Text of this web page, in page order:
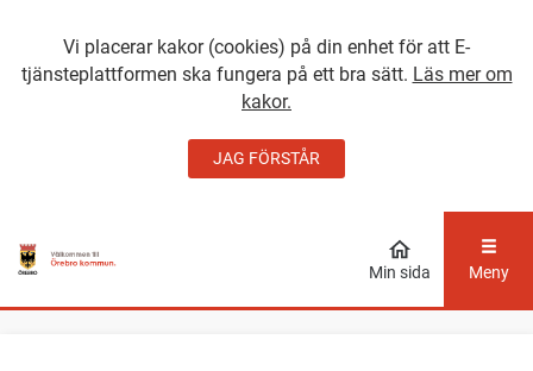
Vi placerar kakor (cookies) på din enhet för att E-
tjänsteplattformen ska fungera på ett bra sätt. Läs mer om
kakor.
JAG FÖRSTÅR
GÅ DIREKT TILL
Min sida Meny